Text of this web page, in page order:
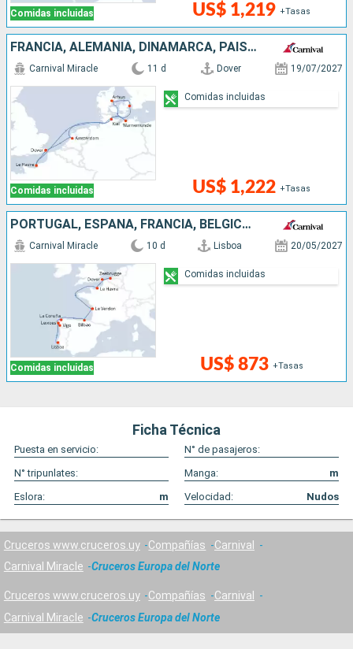
Comidas incluidas US$ 1,219 +Tasas
FRANCIA, ALEMANIA, DINAMARCA, PAISES BAJOS, REINO UNIDO
Comidas incluidas
Carnival Miracle 11 d Dover 19/07/2027
US$ 1,222 +Tasas
Comidas incluidas
PORTUGAL, ESPAÑA, FRANCIA, BÉLGICA, REINO UNIDO
Comidas incluidas
Carnival Miracle 10 d Lisboa 20/05/2027
US$ 873 +Tasas
Comidas incluidas
Ficha Técnica
Puesta en servicio:
N° de pasajeros:
N° tripunlates:
Manga:
m
Eslora:
m Velocidad: Nudos
Cruceros www.cruceros.uy Compañías
Carnival
Carnival Miracle
Cruceros Europa del Norte
Cruceros www.cruceros.uy Compañías
Carnival
Carnival Miracle
Cruceros Europa del Norte